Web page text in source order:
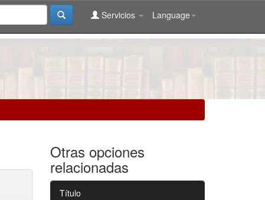
Language
Servicios
Otras opciones
relacionadas
Título